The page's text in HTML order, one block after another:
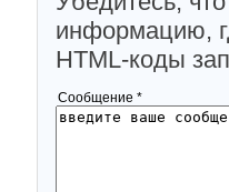
информацию,
HTML-коды
Сообщение *